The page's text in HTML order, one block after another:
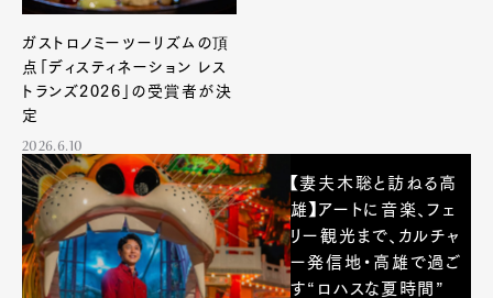
ガストロノミーツーリズムの頂
点「ディスティネーション レス
トランズ2026」の受賞者が決
定
2026.6.10
【妻夫木聡と訪ねる高
雄】アートに音楽、フェ
リー観光まで、カルチャ
ー発信地・高雄で過ご
す“ロハスな夏時間”